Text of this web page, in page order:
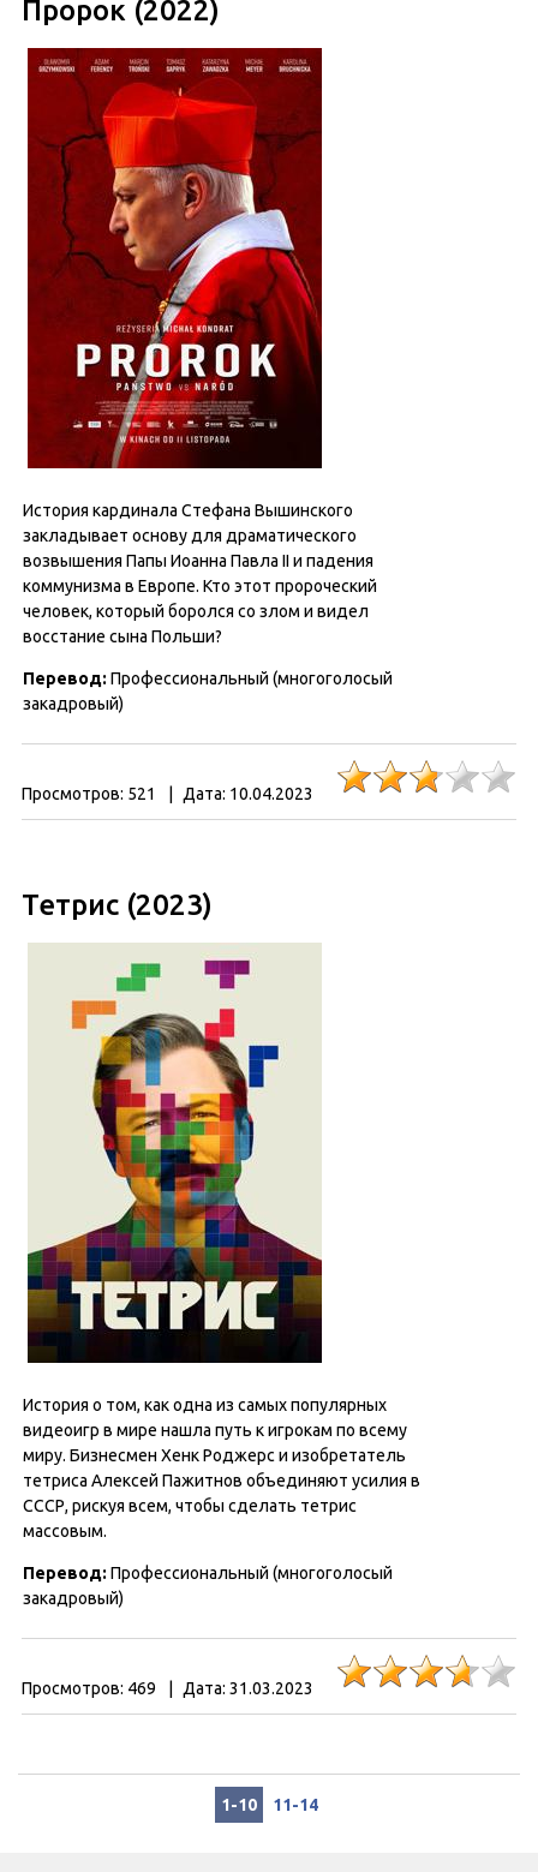
Пророк (2022)
История кардинала Стефана Вышинского
закладывает основу для драматического
возвышения Папы Иоанна Павла II и падения
коммунизма в Европе. Кто этот пророческий
человек, который боролся со злом и видел
восстание сына Польши?
Перевод: Профессиональный (многоголосый
закадровый)
Просмотров: 521 Дата: 10.04.2023
Тетрис (2023)
История о том, как одна из самых популярных
видеоигр в мире нашла путь к игрокам по всему
миру. Бизнесмен Хенк Роджерс и изобретатель
тетриса Алексей Пажитнов объединяют усилия в
СССР, рискуя всем, чтобы сделать тетрис
массовым.
Перевод: Профессиональный (многоголосый
закадровый)
Просмотров: 469 Дата: 31.03.2023
1-10 11-14